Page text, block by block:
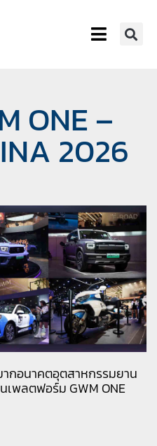
ONE –
2026
ากอนาคตอุตสาหกรรมยาน
พลตฟอร์ม GWM ONE